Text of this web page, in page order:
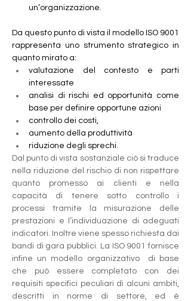
un’organizzazione.
Da questo punto di vista il modello ISO 9001
rappresenta uno strumento strategico in
quanto mirato a:
valutazione del contesto e parti
interessate
analisi di rischi ed opportunità come
base per definire opportune azioni
controllo dei costi,
aumento della produttività
riduzione degli sprechi.
Dal punto di vista sostanziale ciò si traduce
nella riduzione del rischio di non rispettare
quanto promesso ai clienti e nella
capacità di tenere sotto controllo i
processi tramite la misurazione delle
prestazioni e l’individuazione di adeguati
indicatori. Inoltre viene spesso richiesta dai
bandi di gara pubblici. La ISO 9001 fornisce
infine un modello organizzativo  di base
che può essere completato con dei
requisiti specifici peculiari di alcuni ambiti,
descritti in norme di settore, ed è